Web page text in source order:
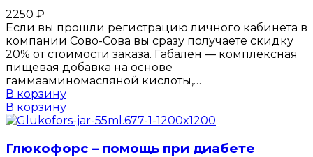
2250 ₽
Если вы прошли регистрацию личного кабинета в
компании Сово-Сова вы сразу получаете скидку
20% от стоимости заказа. Габален — комплексная
пищевая добавка на основе
гаммааминомасляной кислоты,…
В корзину
В корзину
Глюкофорс – помощь при диабете